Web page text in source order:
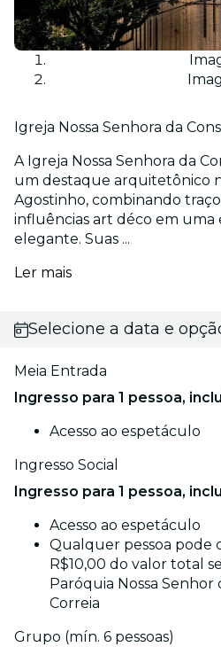
Igreja Nossa Senhora da
A Igreja Nossa Senhora da
um destaque arquitetônico
Agostinho, combinando
influências art déco em
elegante. Suas ...
Ler mais
Selecione a data e
Meia Entrada
Ingresso para 1 pessoa,
Acesso ao espetáculo
Ingresso Social
Ingresso para 1 pessoa,
Acesso ao espetáculo
Qualquer pessoa pode
R$10,00 do valor total
Paróquia Nossa Senhor
Correia
Grupo (mín. 6 pessoas)